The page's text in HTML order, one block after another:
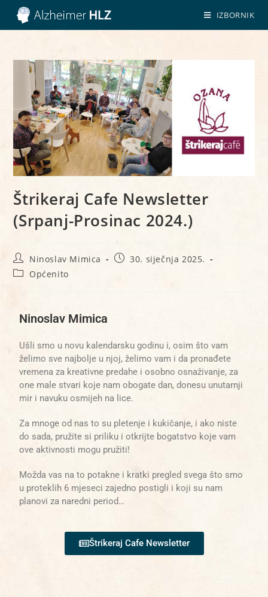
IZBORNIK
Štrikeraj Cafe Newsletter
(Srpanj-Prosinac 2024.)
Ninoslav Mimica
30. siječnja 2025.
Općenito
Ninoslav Mimica
Ušli smo u novu kalendarsku godinu i, osim što vam
želimo sve najbolje u njoj, želimo vam i da pronađete
vremena za kreativne predahe i osobno osnaživanje, za
one male stvari koje nam obogate dan, donesu unutarnji
mir i navuku osmijeh na lice.
Za mnoge od nas to su pletenje i kukičanje, i ako niste
do sada, pružite si priliku i otkrijte bogatstvo koje vam
ove aktivnosti mogu pružiti!
Možda vas na to potakne i kratki pregled svega što smo
u proteklih 6 mjeseci zajedno postigli i koji su nam
planovi za naredni period…
Štrikeraj Cafe Newsletter